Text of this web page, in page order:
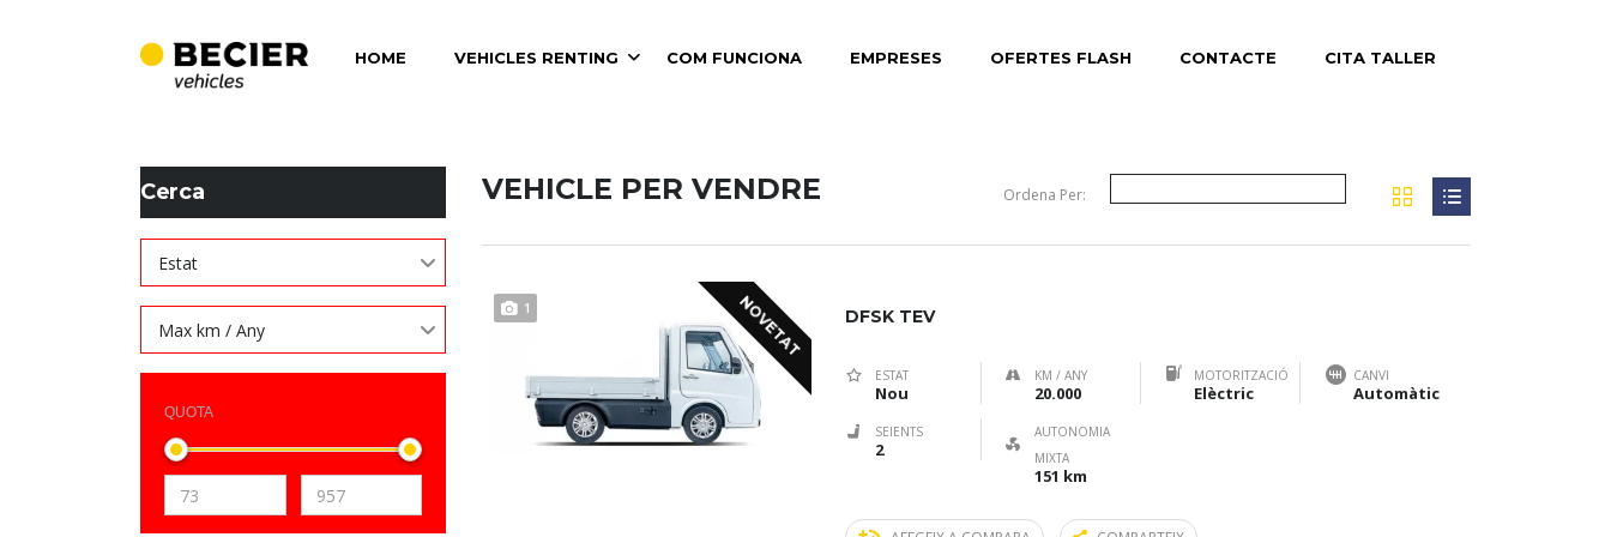
HOME VEHICLES RENTING COM FUNCIONA EMPRESES OFERTES FLASH CONTACTE CITA TALLER
BECIER MOBILITAT
Cerca
Estat
Max km / Any
QUOTA
VEHICLE PER VENDRE Ordena Per:
1 NOVETAT DFSK TEV
ESTAT
Nou
KM / ANY
20.000
MOTORITZACIÓ
Elèctric
CANVI
Automàtic
SEIENTS
2
AUTONOMIA
MIXTA
151 km